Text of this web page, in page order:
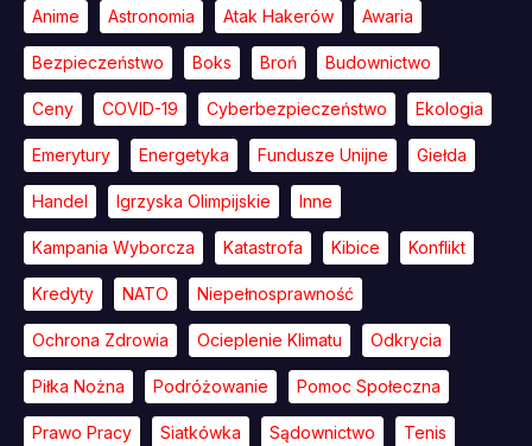
Anime Astronomia Atak Hakerów Awaria
Bezpieczeństwo Boks Broń Budownictwo
Ceny COVID-19 Cyberbezpieczeństwo Ekologia
Emerytury Energetyka Fundusze Unijne Giełda
Handel Igrzyska Olimpijskie Inne
Kampania Wyborcza Katastrofa Kibice Konflikt
Kredyty NATO Niepełnosprawność
Ochrona Zdrowia Ocieplenie Klimatu Odkrycia
Piłka Nożna Podróżowanie Pomoc Społeczna
Prawo Pracy Siatkówka Sądownictwo Tenis